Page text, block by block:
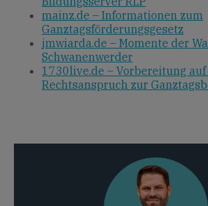
mainz.de – Informationen zum
Ganztagsförderungsgesetz
jmwiarda.de – Momente der
Schwanenwerder
1730live.de – Vorbereitung
Rechtsanspruch zur